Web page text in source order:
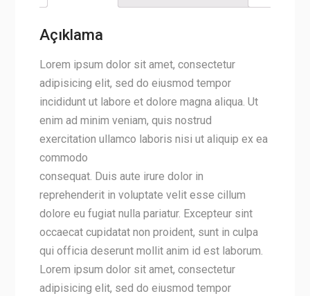
Açıklama
Lorem ipsum dolor sit amet, consectetur
adipisicing elit, sed do eiusmod tempor
incididunt ut labore et dolore magna aliqua. Ut
enim ad minim veniam, quis nostrud
exercitation ullamco laboris nisi ut aliquip ex ea
commodo
consequat. Duis aute irure dolor in
reprehenderit in voluptate velit esse cillum
dolore eu fugiat nulla pariatur. Excepteur sint
occaecat cupidatat non proident, sunt in culpa
qui officia deserunt mollit anim id est laborum.
Lorem ipsum dolor sit amet, consectetur
adipisicing elit, sed do eiusmod tempor